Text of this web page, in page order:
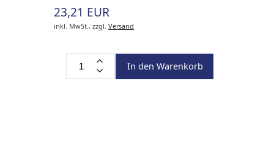
23,21 EUR
inkl. MwSt., zzgl. Versand
In den Warenkorb